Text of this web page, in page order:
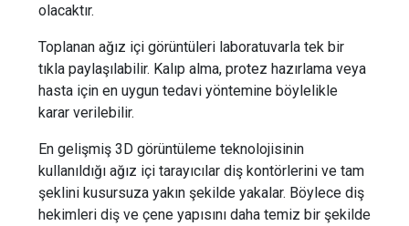
olacaktır.
Toplanan ağız içi görüntüleri laboratuvarla tek bir
tıkla paylaşılabilir. Kalıp alma, protez hazırlama veya
hasta için en uygun tedavi yöntemine böylelikle
karar verilebilir.
En gelişmiş 3D görüntüleme teknolojisinin
kullanıldığı ağız içi tarayıcılar diş kontörlerini ve tam
şeklini kusursuza yakın şekilde yakalar. Böylece diş
hekimleri diş ve çene yapısını daha temiz bir şekilde